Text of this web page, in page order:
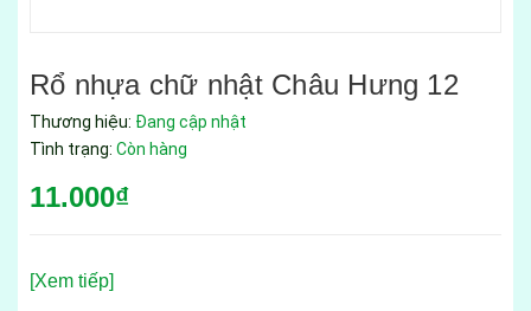
Rổ nhựa chữ nhật Châu Hưng 12
Thương hiệu: Đang cập nhật
Tình trạng: Còn hàng
11.000₫
[Xem tiếp]